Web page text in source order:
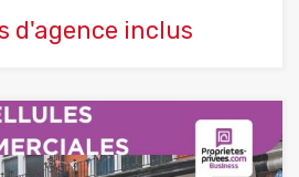
d'agence inclus